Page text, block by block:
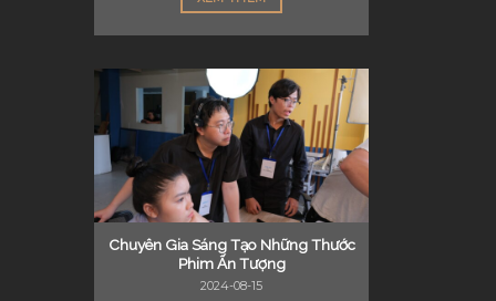
Chuyên Gia Sáng Tạo Những Thước
Phim Ấn Tượng
2024-08-15